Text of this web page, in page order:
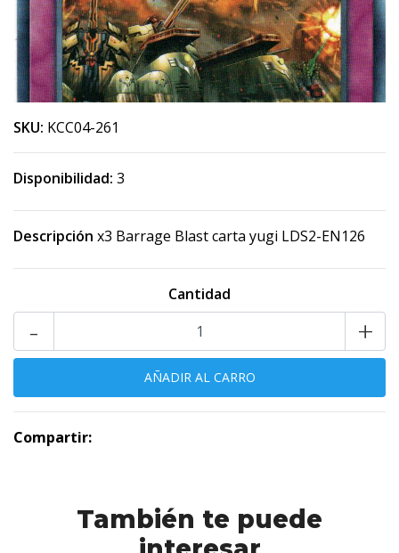
SKU: KCC04-261
Disponibilidad: 3
Descripción x3 Barrage Blast carta yugi LDS2-EN126
Cantidad
+
-
Compartir:
También te puede